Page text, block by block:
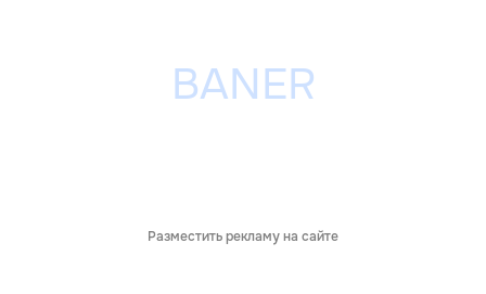
Разместить рекламу на сайте